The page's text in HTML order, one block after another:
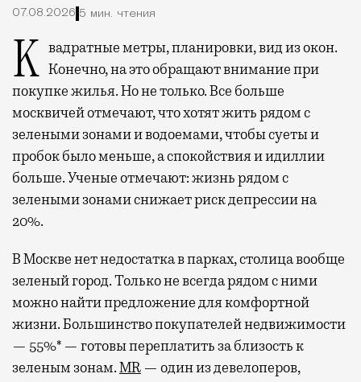
07.08.2026 5 мин. чтения
Квадратные метры, планировки, вид из окон. Конечно, на это обращают внимание при
покупке жилья. Но не только. Все больше
москвичей отмечают, что хотят жить рядом с
зелеными зонами и водоемами, чтобы суеты и
пробок было меньше, а спокойствия и идиллии
больше. Ученые отмечают: жизнь рядом с
зелеными зонами снижает риск депрессии на
20%.
В Москве нет недостатка в парках, столица вообще
зеленый город. Только не всегда рядом с ними
можно найти предложение для комфортной
жизни. Большинство покупателей недвижимости
— 55%* — готовы переплатить за близость к
зеленым зонам.MR — один из девелоперов,